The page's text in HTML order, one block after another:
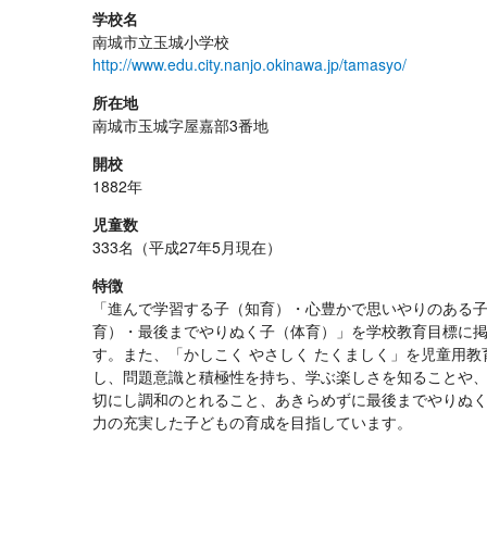
学校名
南城市立玉城小学校
http://www.edu.city.nanjo.okinawa.jp/tamasyo/
所在地
南城市玉城字屋嘉部3番地
開校
1882年
児童数
333名（平成27年5月現在）
特徴
「進んで学習する子（知育）・心豊かで思いやりのある
育）・最後までやりぬく子（体育）」を学校教育目標に
す。また、「かしこく やさしく たくましく」を児童用教
し、問題意識と積極性を持ち、学ぶ楽しさを知ることや
切にし調和のとれること、あきらめずに最後までやりぬ
力の充実した子どもの育成を目指しています。